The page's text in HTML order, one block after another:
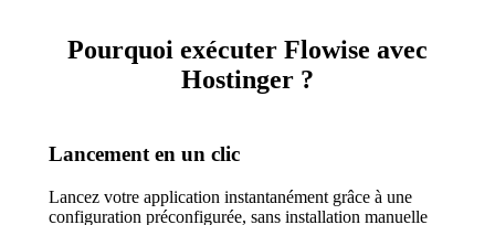
Pourquoi exécuter Flowise avec
Hostinger ?
Lancement en un clic
Lancez votre application instantanément grâce à une
configuration préconfigurée, sans installation manuelle